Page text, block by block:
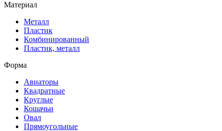
Материал
Металл
Пластик
Комбинированный
Пластик, металл
Форма
Авиаторы
Квадратные
Круглые
Кошачьи
Овал
Прямоугольные